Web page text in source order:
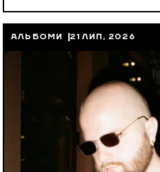
АЛЬБОМИ 21 ЛИП, 2026